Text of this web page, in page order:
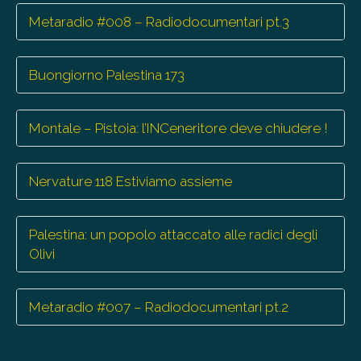
Metaradio #008 – Radiodocumentari pt.3
Buongiorno Palestina 173
Montale – Pistoia: l’INCeneritore deve chiudere !
Nervature 118 Estiviamo assieme
Palestina: un popolo attaccato alle radici degli
Olivi
Metaradio #007 – Radiodocumentari pt.2